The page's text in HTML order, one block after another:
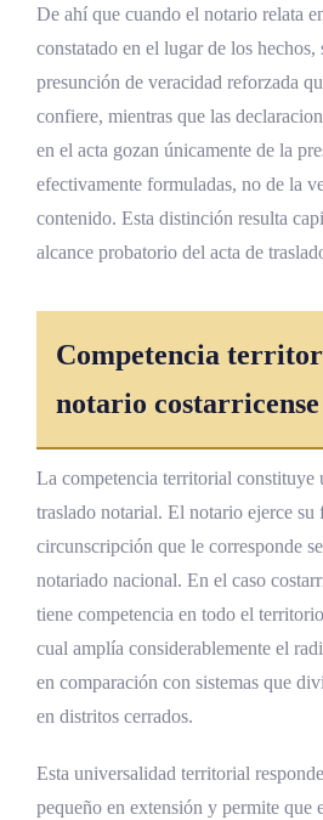
Referencias Bibliográficas
De ahí que cuando el notario relata
constatado en el lugar de los hechos,
presunción de veracidad reforzada
confiere, mientras que las
en el acta gozan únicamente de la
efectivamente formuladas, no de la
contenido. Esta distinción resulta
alcance probatorio del acta de
Competencia
notario costarricense
La competencia territorial constituye
traslado notarial. El notario ejerce su
circunscripción que le corresponde
notariado nacional. En el caso
tiene competencia en todo el
cual amplía considerablemente el
en comparación con sistemas que
en distritos cerrados.
Esta universalidad territorial
pequeño en extensión y permite que